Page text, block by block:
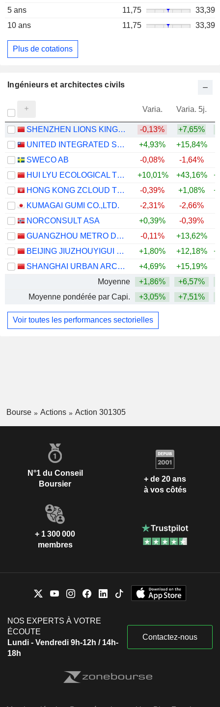
5 ans
11,75
33,39
10 ans
11,75 33,39
Plus de cotations
Ingénieurs et architectes civils
Varia. Varia. 5j.
SHENZHEN LIONS KING HI-TECH CO., LTD -0,13% +7,65%
UNITED INTEGRATED SERVICES CO., LTD.
+4,93% +15,84%
SWECO AB
-0,08% -1,64%
HUI LYU ECOLOGICAL TECHNOLOGY GROUPS CO.,LTD.
+10,01% +43,16%
HONG KONG ZCLOUD TECHNOLOGY CONSTRUCTION LIMITED
-0,39% +1,08%
KUMAGAI GUMI CO.,LTD.
-2,31% -2,66%
NORCONSULT ASA
+0,39% -0,39%
GUANGZHOU METRO DESIGN & RESEARCH INSTITUTE CO., LTD.
-0,11% +13,62%
BEIJING JIUZHOUYIGUI ENVIRONMENTAL TECHNOLOGY CO., LTD.
+1,80% +12,18%
SHANGHAI URBAN ARCHITECTURE DESIGN CO., LTD.
+4,69% +15,19%
Moyenne
+1,86% +6,57%
Moyenne pondérée par Capi.
+3,05% +7,51%
Voir toutes les performances sectorielles
Bourse Actions Action 301305
N°1 du Conseil
Boursier
+ de 20 ans
à vos côtés
+ 1 300 000
membres
NOS EXPERTS À VOTRE
ÉCOUTE
Lundi - Vendredi 9h-12h / 14h-
18h
Contactez-nous